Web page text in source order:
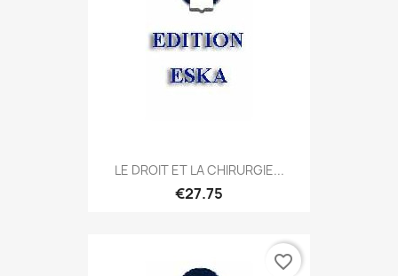
LE DROIT ET LA CHIRURGIE...
€27.75
favorite_border